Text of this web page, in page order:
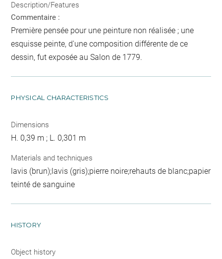
Description/Features
Commentaire :
Première pensée pour une peinture non réalisée ; une
esquisse peinte, d'une composition différente de ce
dessin, fut exposée au Salon de 1779.
PHYSICAL CHARACTERISTICS
Dimensions
H. 0,39 m ; L. 0,301 m
Materials and techniques
lavis (brun);lavis (gris);pierre noire;rehauts de blanc;papier
teinté de sanguine
HISTORY
Object history